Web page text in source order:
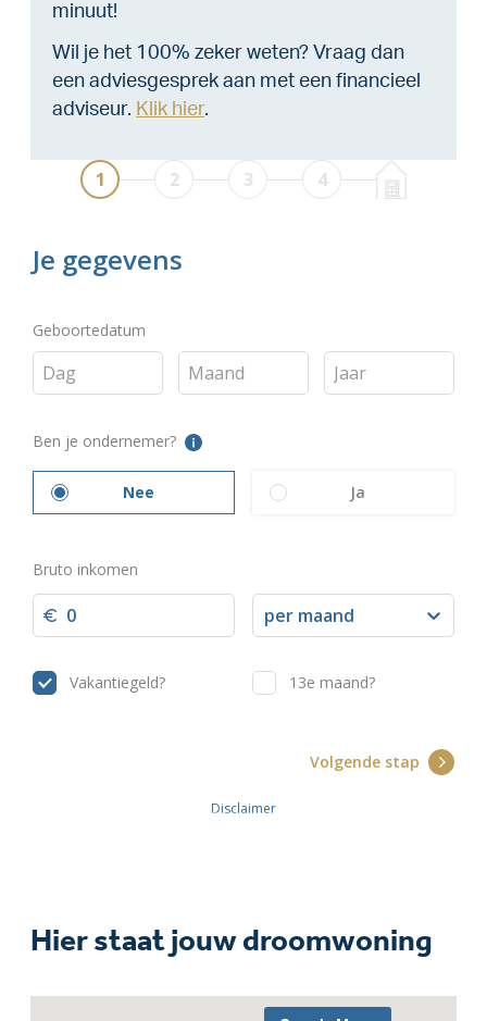
minuut!
Wil je het 100% zeker weten? Vraag dan
een adviesgesprek aan met een financieel
adviseur. Klik hier.
Hier staat jouw droomwoning